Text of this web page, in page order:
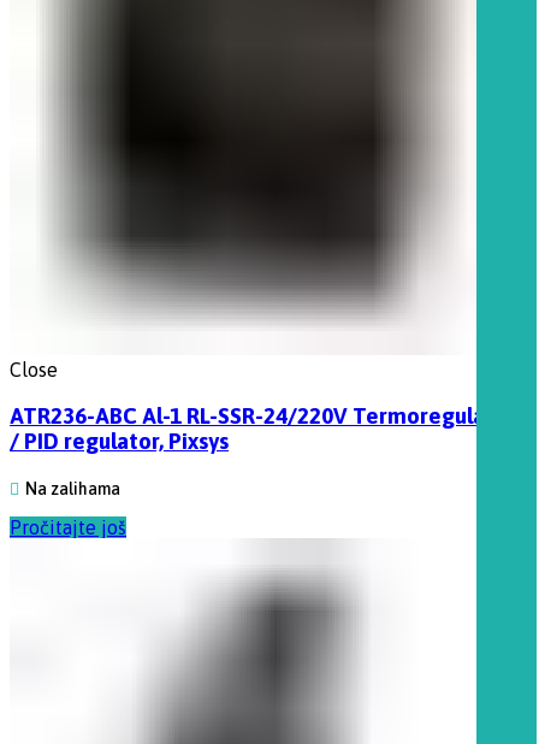
Close
ATR236-ABC Al-1 RL-SSR-24/220V Termoregulator
/ PID regulator, Pixsys
Na zalihama
Pročitajte još